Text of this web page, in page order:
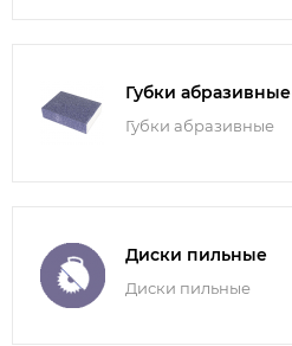
Губки абразивные
Губки абразивные
Диски пильные
Диски пильные